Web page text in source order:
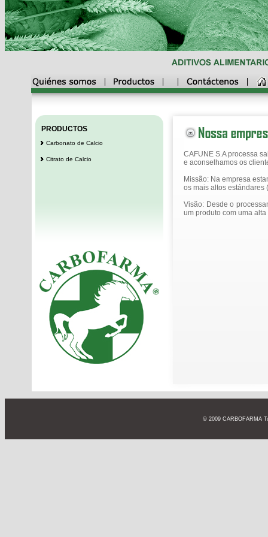
PRODUCTOS
Carbonato de Calcio
Citrato de Calcio
CAFUNE S.A processa
e aconselhamos os
Missão: Na empresa
os mais altos estándares
Visão: Desde o
um produto com uma
© 2009 CARBOFARMA